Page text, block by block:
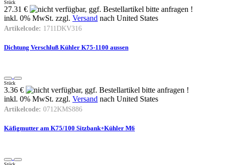
Stück
27.31 €
inkl. 0% MwSt. zzgl. Versand nach United States
Artikelcode: 1711DKV316
Dichtung Verschluß Kühler K75-1100 aussen
Stück
3.36 €
inkl. 0% MwSt. zzgl. Versand nach United States
Artikelcode: 0712KMS886
Käfigmutter am K75/100 Sitzbank+Kühler M6